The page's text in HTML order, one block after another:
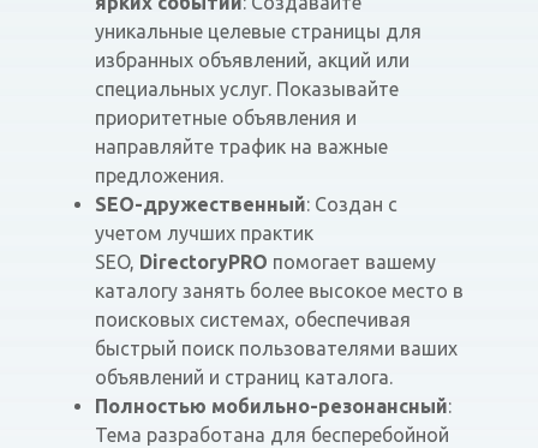
уникальные целевые страницы для
избранных объявлений, акций или
специальных услуг. Показывайте
приоритетные объявления и
направляйте трафик на важные
предложения.
SEO-дружественный: Создан с
учетом лучших практик
SEO, DirectoryPRO помогает вашему
каталогу занять более высокое место в
поисковых системах, обеспечивая
быстрый поиск пользователями ваших
объявлений и страниц каталога.
Полностью мобильно-резонансный:
Тема разработана для бесперебойной